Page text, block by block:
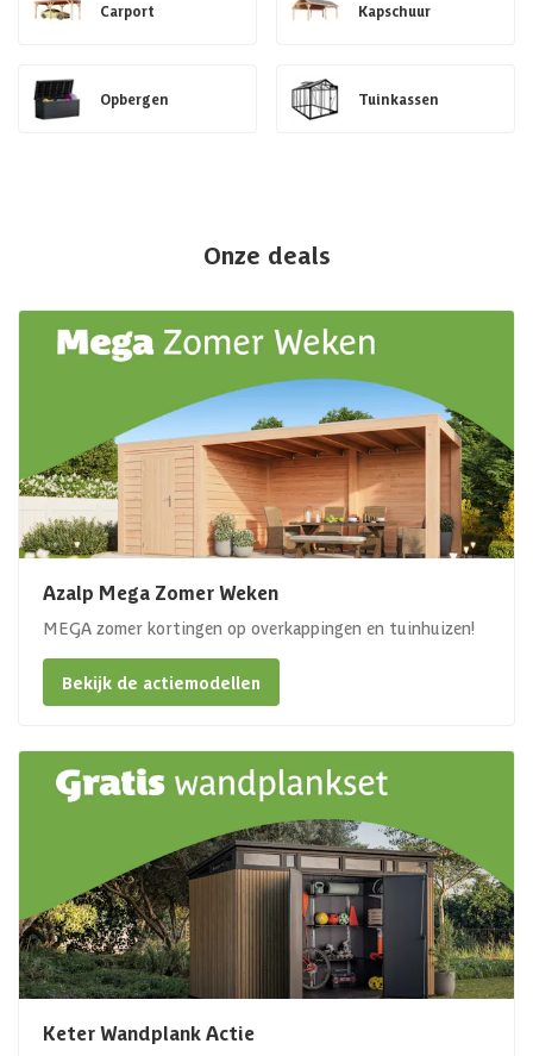
Carport Kapschuur
Opbergen Tuinkassen
Onze deals
Azalp Mega Zomer Weken
MEGA zomer kortingen op overkappingen en tuinhuizen!
Bekijk de actiemodellen
Keter Wandplank Actie